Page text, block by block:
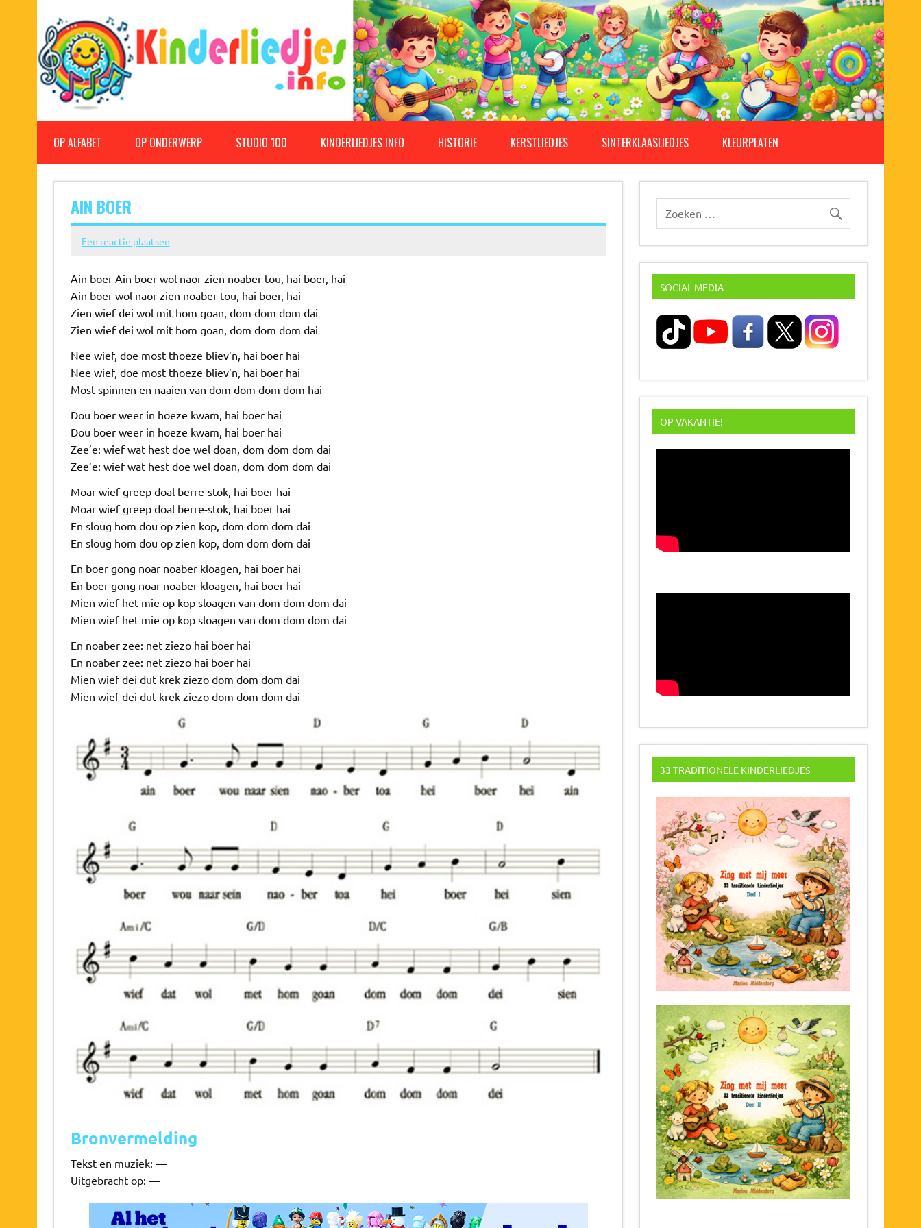
Kinderliedjes
OP ALFABET OP ONDERWERP STUDIO 100 KINDERLIEDJES INFO HISTORIE KERSTLIEDJES SINTERKLAASLIEDJES KLEURPLATEN
AIN BOER
Een reactie plaatsen
Ain boer Ain boer wol naor zien noaber tou, hai boer, hai
Ain boer wol naor zien noaber tou, hai boer, hai
Zien wief dei wol mit hom goan, dom dom dom dai
Zien wief dei wol mit hom goan, dom dom dom dai
Nee wief, doe most thoeze bliev’n, hai boer hai
Nee wief, doe most thoeze bliev’n, hai boer hai
Most spinnen en naaien van dom dom dom dom hai
Dou boer weer in hoeze kwam, hai boer hai
Dou boer weer in hoeze kwam, hai boer hai
Zee’e: wief wat hest doe wel doan, dom dom dom dai
Zee’e: wief wat hest doe wel doan, dom dom dom dai
Moar wief greep doal berre-stok, hai boer hai
Moar wief greep doal berre-stok, hai boer hai
En sloug hom dou op zien kop, dom dom dom dai
En sloug hom dou op zien kop, dom dom dom dai
En boer gong noar noaber kloagen, hai boer hai
En boer gong noar noaber kloagen, hai boer hai
Mien wief het mie op kop sloagen van dom dom dom dai
Mien wief het mie op kop sloagen van dom dom dom dai
En noaber zee: net ziezo hai boer hai
En noaber zee: net ziezo hai boer hai
Mien wief dei dut krek ziezo dom dom dom dai
Mien wief dei dut krek ziezo dom dom dom dai
Bronvermelding
Tekst en muziek: —
Uitgebracht op: —
SOCIAL MEDIA
OP VAKANTIE!
33 TRADITIONELE KINDERLIEDJES